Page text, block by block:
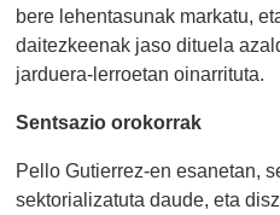
bere lehentasunak markatu,
daitezkeenak jaso dituela
jarduera-lerroetan oinarrituta.
Sentsazio orokorrak
Pello Gutierrez-en esanetan,
sektorializatuta daude, eta